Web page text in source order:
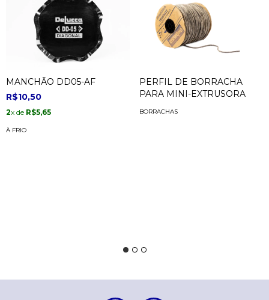
MANCHÃO DD05-AF
R$10,50
2x de R$5,65
À FRIO
PERFIL DE BORRACHA
PARA MINI-EXTRUSORA
BORRACHAS